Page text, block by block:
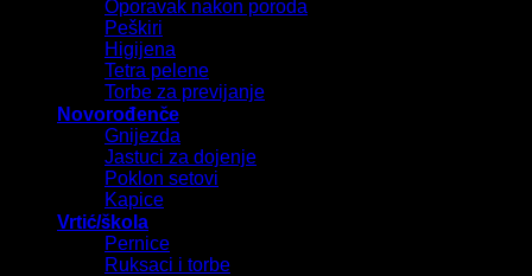
Oporavak nakon poroda
Peškiri
Higijena
Tetra pelene
Torbe za previjanje
Novorođenče
Gnijezda
Jastuci za dojenje
Poklon setovi
Kapice
Vrtić/škola
Pernice
Ruksaci i torbe